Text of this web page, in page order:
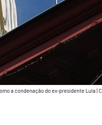
a condenação do ex-presidente Lula